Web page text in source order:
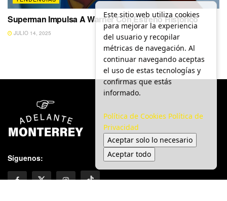
Superman Impulsa A Warner Con Estreno Histórico
JULIO 14, 2025
Síguenos:
Este sitio web utiliza cookies
para mejorar la experiencia
del usuario y recopilar
métricas de navegación. Al
continuar navegando aceptas
el uso de estas tecnologías y
confirmas que estás
informado.
Política de Cookies Política de
Privacidad
Aceptar solo lo necesario
Aceptar todo